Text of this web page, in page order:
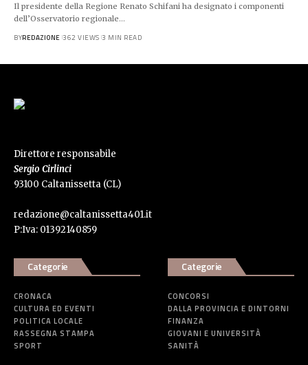
Il presidente della Regione Renato Schifani ha designato i componenti
dell’Osservatorio regionale…
BYREDAZIONE 362 VIEWS 3 MIN READ
Direttore responsabile
Sergio Cirlinci
93100 Caltanissetta (CL)
redazione@caltanissetta401.it
P:Iva: 01392140859
Categorie
CRONACA
CULTURA ED EVENTI
POLITICA LOCALE
RASSEGNA STAMPA
SPORT
Categorie
CONCORSI
DALLA PROVINCIA E DINTORNI
FINANZA
GIOVANI E UNIVERSITÀ
SANITÀ